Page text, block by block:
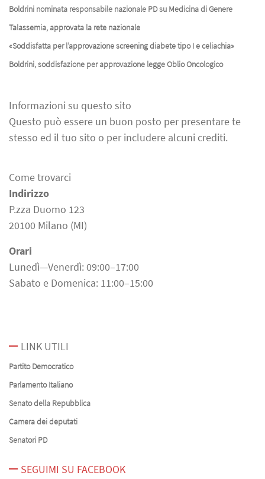
Boldrini nominata responsabile nazionale PD su Medicina di Genere
Talassemia, approvata la rete nazionale
«Soddisfatta per l’approvazione screening diabete tipo I e celiachia»
Boldrini, soddisfazione per approvazione legge Oblio Oncologico
Informazioni su questo sito
Questo può essere un buon posto per presentare te
stesso ed il tuo sito o per includere alcuni crediti.
Come trovarci
Indirizzo
P.zza Duomo 123
20100 Milano (MI)
Orari
Lunedì—Venerdì: 09:00–17:00
Sabato e Domenica: 11:00–15:00
LINK UTILI
Partito Democratico
Parlamento Italiano
Senato della Repubblica
Camera dei deputati
Senatori PD
SEGUIMI SU FACEBOOK